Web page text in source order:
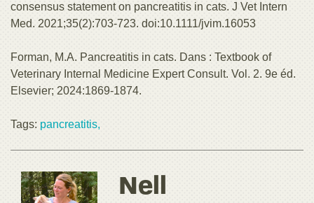
consensus statement on pancreatitis in cats. J Vet Intern
Med. 2021;35(2):703-723. doi:10.1111/jvim.16053
Forman, M.A. Pancreatitis in cats. Dans : Textbook of
Veterinary Internal Medicine Expert Consult. Vol. 2. 9e éd.
Elsevier; 2024:1869-1874.
Tags: pancreatitis,
Nell